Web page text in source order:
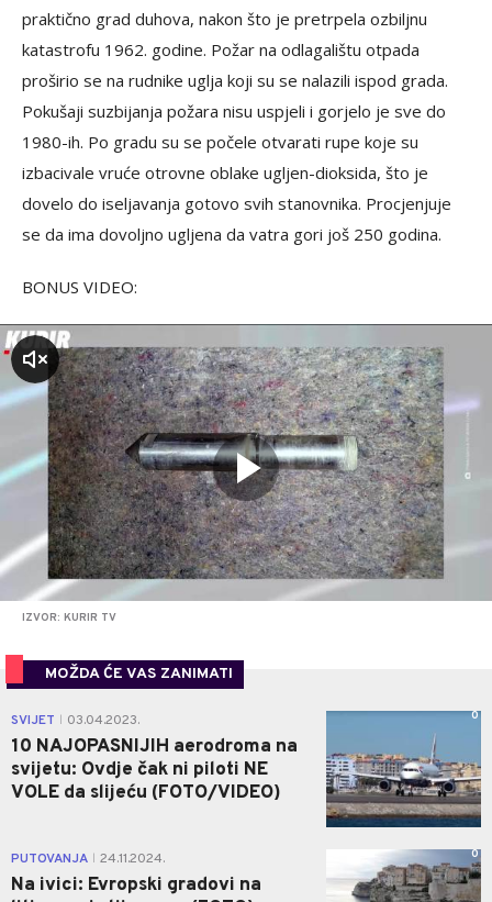
praktično grad duhova, nakon što je pretrpela ozbiljnu
katastrofu 1962. godine. Požar na odlagalištu otpada
proširio se na rudnike uglja koji su se nalazili ispod grada.
Pokušaji suzbijanja požara nisu uspjeli i gorjelo je sve do
1980-ih. Po gradu su se počele otvarati rupe koje su
izbacivale vruće otrovne oblake ugljen-dioksida, što je
dovelo do iseljavanja gotovo svih stanovnika. Procjenjuje
se da ima dovoljno ugljena da vatra gori još 250 godina.
BONUS VIDEO:
IZVOR: KURIR TV
MOŽDA ĆE VAS ZANIMATI
SVIJET 03.04.2023.
10 NAJOPASNIJIH aerodroma na
svijetu: Ovdje čak ni piloti NE
VOLE da slijeću (FOTO/VIDEO)
0
PUTOVANJA 24.11.2024.
Na ivici: Evropski gradovi na
0